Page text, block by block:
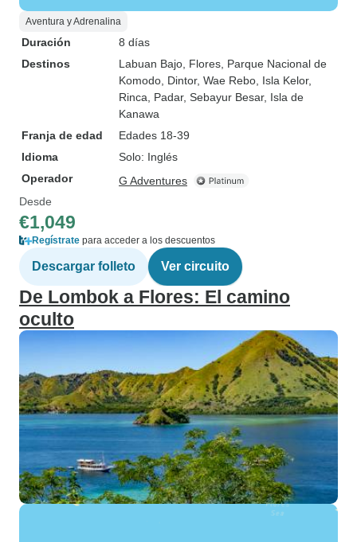
Aventura y Adrenalina
Duración
8 días
Destinos
Labuan Bajo , Flores , Parque Nacional de
Komodo , Dintor, Wae Rebo , Isla Kelor,
Rinca , Padar, Sebayur Besar, Isla de
Kanawa
Franja de edad
Edades 18-39
Idioma
Solo: Inglés
Operador
G Adventures
Desde
€1,049
Regístrate para acceder a los descuentos
Descargar folleto Ver circuito
De Lombok a Flores: El camino
oculto